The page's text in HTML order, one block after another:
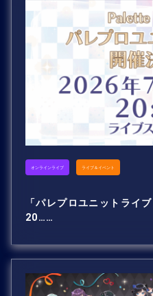
オンラインライブ ライブ＆イベント
「パレプロユニットライ
20……